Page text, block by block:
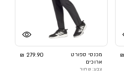
מכנסי ספורט
ארוכים
279.90 ₪
צבע: שחור